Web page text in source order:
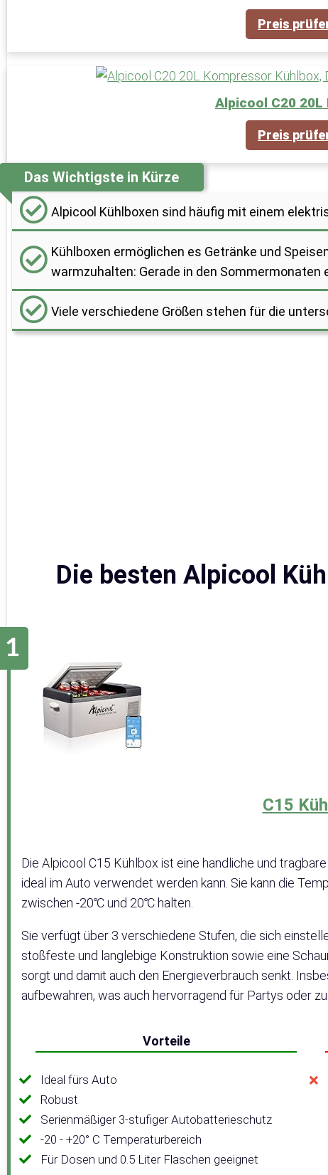
Preis
Alpicool C20
Preis
Das Wichtigste in Kürze
Alpicool Kühlboxen sind häufig mit einem
Kühlboxen ermöglichen es Getränke und
warmzuhalten: Gerade in den Sommermonaten
Viele verschiedene Größen stehen für die
Die besten Alpicool
C15
Die Alpicool C15 Kühlbox ist eine handliche und
ideal im Auto verwendet werden kann. Sie kann die
zwischen -20℃ und 20℃ halten.
Sie verfügt über 3 verschiedene Stufen, die sich
stoßfeste und langlebige Konstruktion sowie eine
sorgt und damit auch den Energieverbrauch senkt.
aufbewahren, was auch hervorragend für Partys oder
Vorteile
Ideal fürs Auto
Robust
Serienmäßiger 3-stufiger Autobatterieschutz
-20 - +20° C Temperaturbereich
Für Dosen und 0.5 Liter Flaschen geeignet